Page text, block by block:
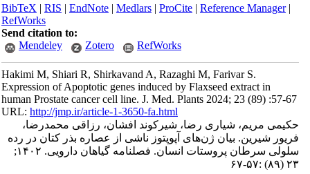
BibTeX|RIS|EndNote|Medlars|ProCite|Reference Manager
RefWorks
Send citation to:
Mendeley
Zotero RefWorks
Hakimi M, Shiari R, Shirkavand A, Razaghi M, Farivar S.
Expression of Apoptotic genes induced by Flaxseed extract in
human Prostate cancer cell line. J. Med. Plants 2024; 23 (89) :57-
URL:http://jmp.ir/article-1-3650-fa.html
مریم، شیاری رضا، شیرکوند افشان، رزاقی محمدرضا،
شیرین. بیان ژن‌های آپوپتوز ناشی از عصاره بذر کتان در رده
سلولی سرطان پروستات انسان. فصلنامه گياهان دارویی. ۱۴۰۲;